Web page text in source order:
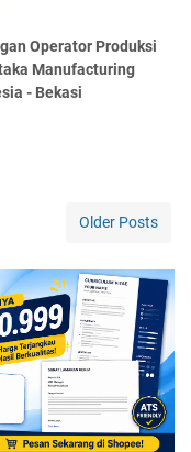
Operator Produksi
Manufacturing
- Bekasi
Older Posts